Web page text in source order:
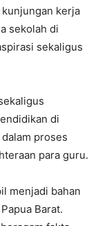
kunjungan kerja
sekolah di
sekaligus
di
proses
para guru.
menjadi bahan
Barat.